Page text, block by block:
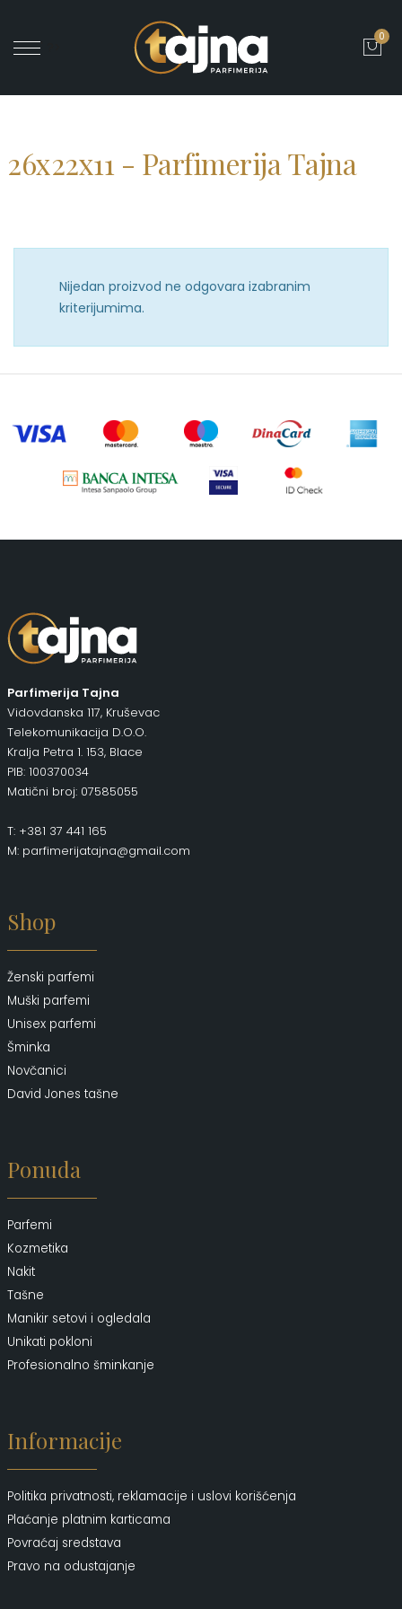
0
26x22x11 - Parfimerija Tajna
Nijedan proizvod ne odgovara izabranim
kriterijumima.
Parfimerija Tajna
Vidovdanska 117, Kruševac
Telekomunikacija D.O.O.
Kralja Petra 1. 153, Blace
PIB: 100370034
Matični broj: 07585055
T: +381 37 441 165
M: parfimerijatajna@gmail.com
Shop
Ženski parfemi
Muški parfemi
Unisex parfemi
Šminka
Novčanici
David Jones tašne
Ponuda
Parfemi
Kozmetika
Nakit
Tašne
Manikir setovi i ogledala
Unikati pokloni
Profesionalno šminkanje
Informacije
Politika privatnosti, reklamacije i uslovi korišćenja
Plaćanje platnim karticama
Povraćaj sredstava
Pravo na odustajanje